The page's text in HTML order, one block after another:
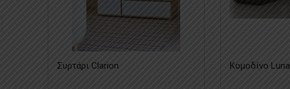
Συρτάρι Clarion Κομοδίνο Luna